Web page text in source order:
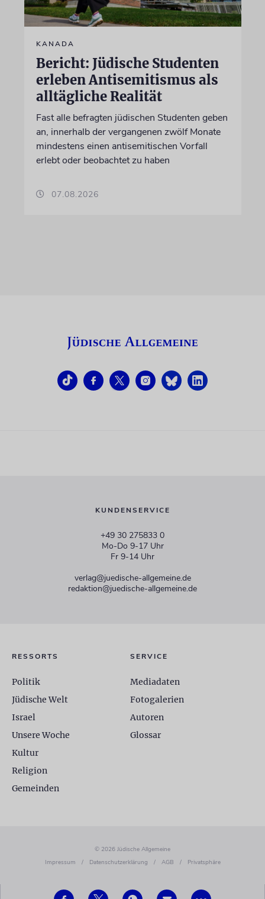
KANADA
Bericht: Jüdische Studenten
erleben Antisemitismus als
alltägliche Realität
Fast alle befragten jüdischen Studenten geben
an, innerhalb der vergangenen zwölf Monate
mindestens einen antisemitischen Vorfall
erlebt oder beobachtet zu haben
07.08.2026
KUNDENSERVICE
+49 30 275833 0
Mo-Do 9-17 Uhr
Fr 9-14 Uhr
verlag@juedische-allgemeine.de
redaktion@juedische-allgemeine.de
RESSORTS
Politik
Jüdische Welt
Israel
Unsere Woche
Kultur
Religion
Gemeinden
SERVICE
Mediadaten
Fotogalerien
Autoren
Glossar
© 2026 Jüdische Allgemeine
Impressum
/ Datenschutzerklärung / AGB / Privatsphäre